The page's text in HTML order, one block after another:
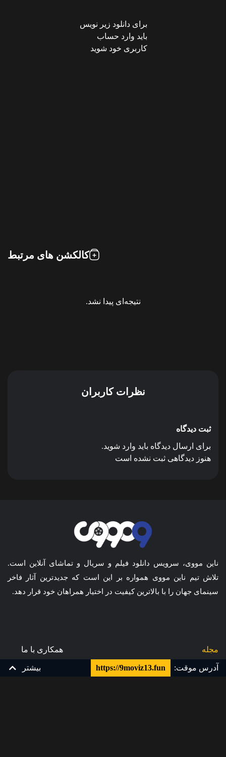
برای دانلود زیر نویس
باید وارد حساب
کاربری خود شوید
کالکشن های مرتبط
نتیجه‌ای پیدا نشد.
نظرات کاربران
ثبت دیدگاه
برای ارسال دیدگاه باید وارد شوید.
هنوز دیدگاهی ثبت نشده است
آدرس موقت: https://9moviz13.fun بیشتر
ناین مووی، سرویس دانلود فیلم و سریال و تماشای آنلاین است.
تلاش تیم ناین مووی همواره بر این است که جدیدترین آثار فاخر
سینمای جهان را با بالاترین کیفیت در اختیار همراهان خود قرار دهد.
مجله
قیمت ها
همکاری با ما